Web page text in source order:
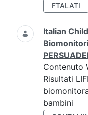
FTALATI
Italian
Contenuto
Risultati
bambini